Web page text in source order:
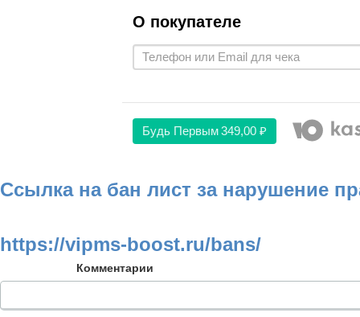
О покупателе
Будь Первым349,00 ₽
Ссылка на бан лист за нарушение
https://vipms-boost.ru/bans/
Комментарии